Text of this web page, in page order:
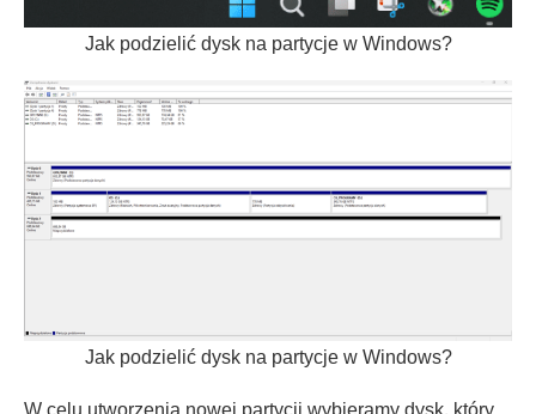
Jak podzielić dysk na partycje w Windows?
Jak podzielić dysk na partycje w Windows?
W celu utworzenia nowej partycji wybieramy dysk, który